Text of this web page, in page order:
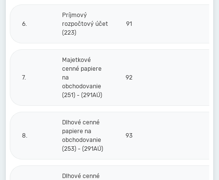
6.
Príjmový
rozpočtový účet
(223)
91
7.
Majetkové
cenné papiere
na
obchodovanie
(251) - (291AÚ)
92
8.
Dlhové cenné
papiere na
obchodovanie
(253) - (291AÚ)
93
Dlhové cenné